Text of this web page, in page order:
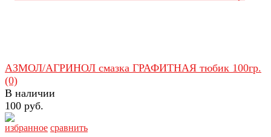
избранное сравнить
АЗМОЛ/АГРИНОЛ смазка ГРАФИТНАЯ тюбик 100гр.
(0)
В наличии
100 руб.